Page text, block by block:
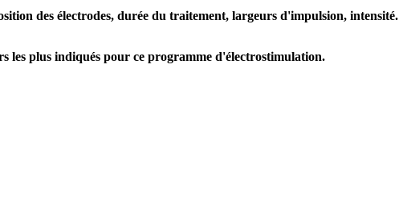
des électrodes, durée du traitement, largeurs d'impulsion, intensité.
les plus indiqués pour ce programme d'électrostimulation.